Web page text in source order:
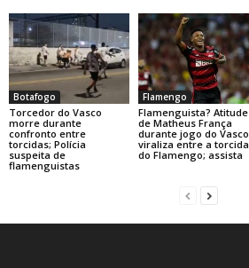
Botafogo
Torcedor do Vasco
morre durante
confronto entre
torcidas; Polícia
suspeita de
flamenguistas
Flamengo
Flamenguista? Atitude
de Matheus França
durante jogo do Vasco
viraliza entre a torcida
do Flamengo; assista